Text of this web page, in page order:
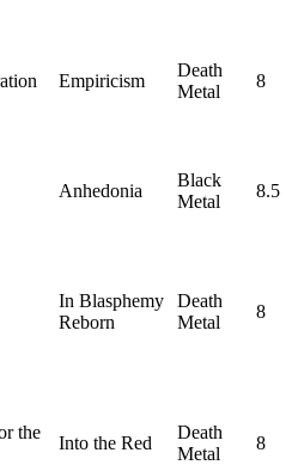
Empiricism
Death
Metal
8
Anhedonia
Black
Metal
8.5
In Blasphemy
Reborn
Death
Metal
8
the
Into the Red
Death
Metal
8